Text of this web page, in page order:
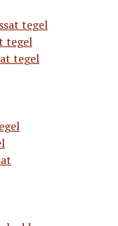
tegel
tegel
tegel